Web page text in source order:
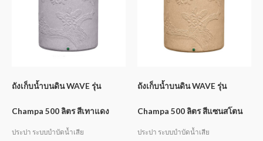
ถังเก็บน้ำบนดิน WAVE รุ่น
Champa 500 ลิตร สีเทาแดง
ประปา ระบบบำบัดน้ำเสีย
ถังเก็บน้ำบนดิน WAVE รุ่น
Champa 500 ลิตร สีแซนสโตน
ประปา ระบบบำบัดน้ำเสีย